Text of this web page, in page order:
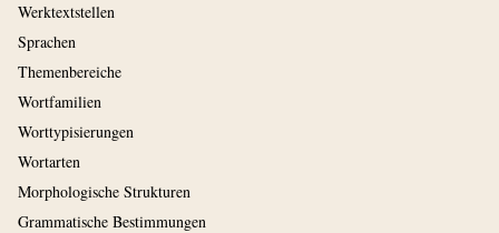
Werktextstellen
Sprachen
Themenbereiche
Wortfamilien
Worttypisierungen
Wortarten
Morphologische Strukturen
Grammatische Bestimmungen